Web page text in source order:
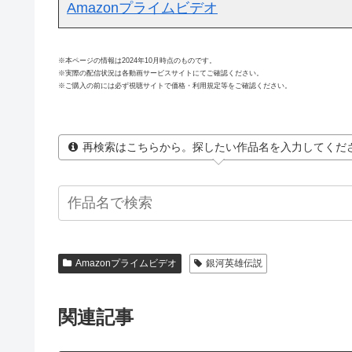
Amazonプライムビデオ
※本ページの情報は2024年10月時点のものです。
※実際の配信状況は各動画サービスサイトにてご確認ください。
※ご購入の前には必ず視聴サイトで価格・利用規定等をご確認ください。
再検索はこちらから。探したい作品名を入力してくだ
Amazonプライムビデオ 銀河英雄伝説
関連記事